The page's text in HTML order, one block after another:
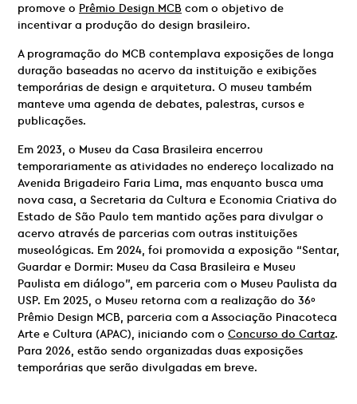
promove o Prêmio Design MCB com o objetivo de
incentivar a produção do design brasileiro.
A programação do MCB contemplava exposições de longa
duração baseadas no acervo da instituição e exibições
temporárias de design e arquitetura. O museu também
manteve uma agenda de debates, palestras, cursos e
publicações.
Em 2023, o Museu da Casa Brasileira encerrou
temporariamente as atividades no endereço localizado na
Avenida Brigadeiro Faria Lima, mas enquanto busca uma
nova casa, a Secretaria da Cultura e Economia Criativa do
Estado de São Paulo tem mantido ações para divulgar o
acervo através de parcerias com outras instituições
museológicas. Em 2024, foi promovida a exposição “Sentar,
Guardar e Dormir: Museu da Casa Brasileira e Museu
Paulista em diálogo”, em parceria com o Museu Paulista da
USP. Em 2025, o Museu retorna com a realização do 36º
Prêmio Design MCB, parceria com a Associação Pinacoteca
Arte e Cultura (APAC), iniciando com o Concurso do Cartaz.
Para 2026, estão sendo organizadas duas exposições
temporárias que serão divulgadas em breve.